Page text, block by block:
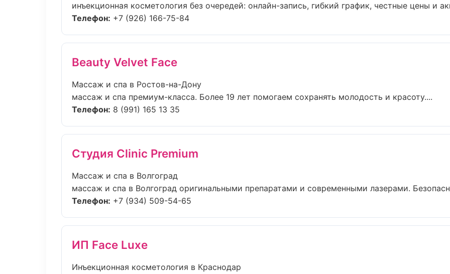
инъекционная косметология без очередей: онлайн-запись, гибкий график, честные цены и
Телефон: +7 (926) 166-75-84
Beauty Velvet Face
Массаж и спа в Ростов-на-Дону
массаж и спа премиум-класса. Более 19 лет помогаем сохранять молодость и красоту....
Телефон: 8 (991) 165 13 35
Студия Clinic Premium
Массаж и спа в Волгоград
массаж и спа в Волгоград оригинальными препаратами и современными лазерами.
Телефон: +7 (934) 509-54-65
ИП Face Luxe
Инъекционная косметология в Краснодар